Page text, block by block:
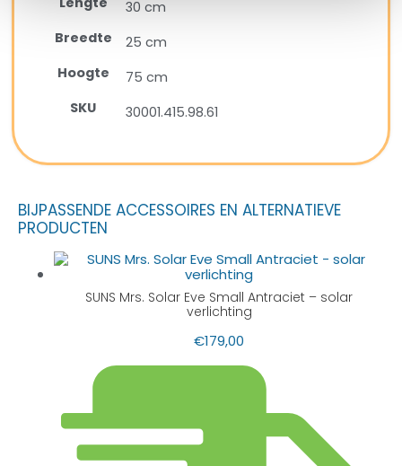
30 cm
Breedte
25 cm
Hoogte
75 cm
SKU
30001.415.98.61
BIJPASSENDE ACCESSOIRES EN ALTERNATIEVE
PRODUCTEN
SUNS Mrs. Solar Eve Small Antraciet – solar
verlichting
€179,00